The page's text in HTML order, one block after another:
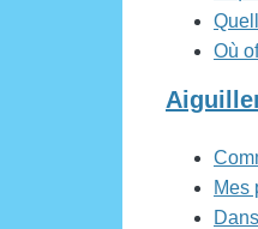
Où
Mes